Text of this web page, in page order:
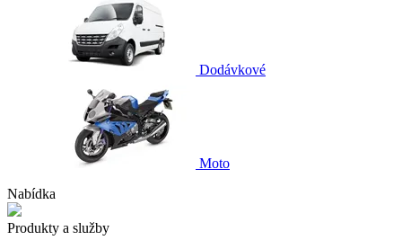
Dodávkové
Moto
Nabídka
Produkty a služby